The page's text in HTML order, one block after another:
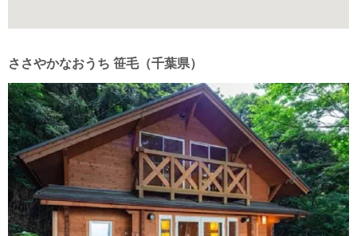
ささやかなおうち 笹毛（千葉県）